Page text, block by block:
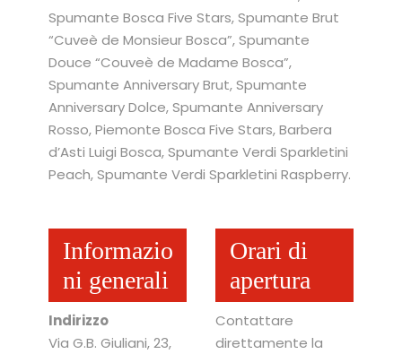
Spumante Bosca Five Stars, Spumante Brut
“Cuveè de Monsieur Bosca”, Spumante
Douce “Couveè de Madame Bosca”,
Spumante Anniversary Brut, Spumante
Anniversary Dolce, Spumante Anniversary
Rosso, Piemonte Bosca Five Stars, Barbera
d’Asti Luigi Bosca, Spumante Verdi Sparkletini
Peach, Spumante Verdi Sparkletini Raspberry.
Informazio
ni generali
Indirizzo
Via G.B. Giuliani, 23,
Orari di
apertura
Contattare
direttamente la